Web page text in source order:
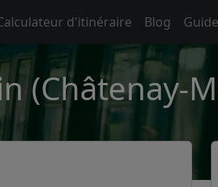
d'itinéraire Blog
(Châtenay-